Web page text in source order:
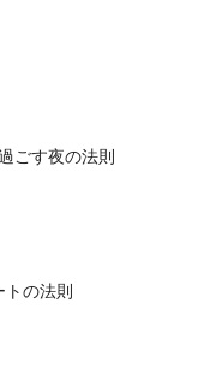
ごす夜の法則
の法則